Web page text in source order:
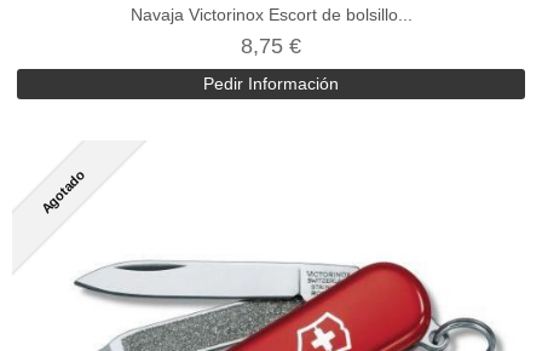
Navaja Victorinox Escort de bolsillo...
8,75 €
Pedir Información
Agotado